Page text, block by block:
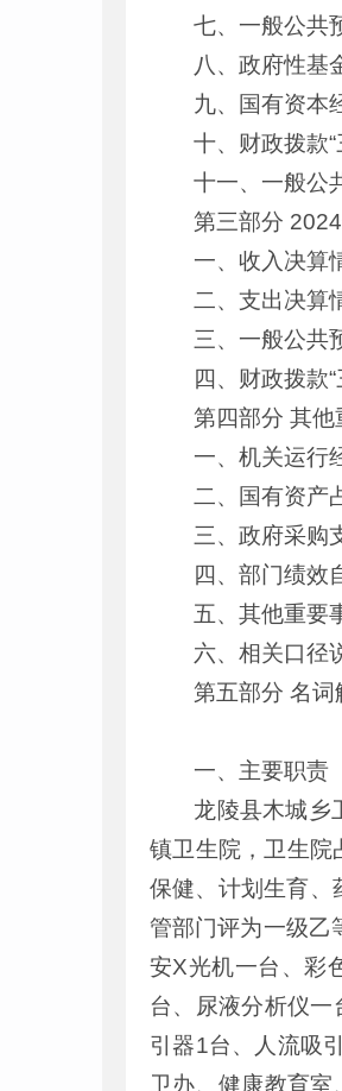
七、一般公共
八、政府性基
九、国有资本
十、财政拨款
十一、一般公
第三部分
一、收入决算
二、支出决算
三、一般公共
四、财政拨款
第四部分 其
一、机关运行
二、国有资产
三、政府采购
四、部门绩效
五、其他重要
六、相关口径
第五部分 名词
一、主要职责
龙陵县木城乡
镇卫生院，卫生院
保健、计划生育、
管部门评为一级乙
安X光机一台、彩
台、尿液分析仪
引器1台、人流吸
卫办、健康教育